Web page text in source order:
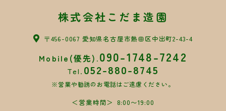
株式会社こだま造園
〒456-0067 愛知県名古屋市熱田区中出町2-43-4
Mobile(優先).090-1748-7242
Tel. 052-880-8745
※営業や勧誘のお電話はご遠慮ください。
営業時間 8:00〜19:00